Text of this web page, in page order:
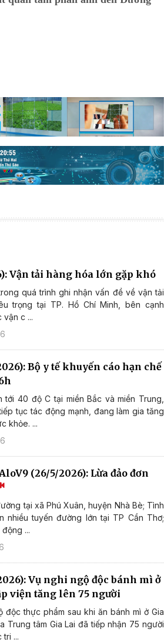
Vận tải hàng hóa lớn gặp khó
quá trình ghi nhận vấn đề về vận tải
trọng tại TP. Hồ Chí Minh, bên cạnh
c ...
Bộ y tế khuyến cáo hạn chế
40 độ C tại miền Bắc và miền Trung,
tục tác động mạnh, đang làm gia tăng
khỏe. ...
(26/5/2026): Lừa đảo đơn
tại xã Phú Xuân, huyện Nhà Bè; Tình
nhiều tuyến đường lớn tại TP Cần Thơ;
...
Vụ nghi ngộ độc bánh mì ở
viện tăng lên 75 người
độc thực phẩm sau khi ăn bánh mì ở Gia
Trung tâm Gia Lai đã tiếp nhận 75 người
...